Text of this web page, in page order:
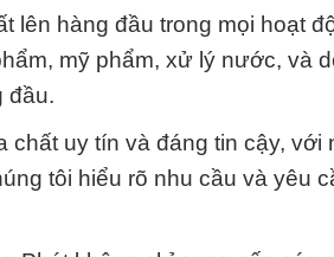
lên hàng đầu trong mọi hoạt
mỹ phẩm, xử lý nước, và
đầu.
chất uy tín và đáng tin cậy, với
tôi hiểu rõ nhu cầu và yêu